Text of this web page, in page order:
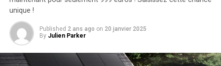
contenu résonne avec la communauté. Nous nous
concentrons sur les publications ayant obtenu au moins
20 votes positifs et 5 commentaires, en demandant à un
modèle de langage de générer dix phrases décrivant le
mieux chaque page.
unique !
Published 2 ans ago on 20 janvier 2025
By Julien Parker